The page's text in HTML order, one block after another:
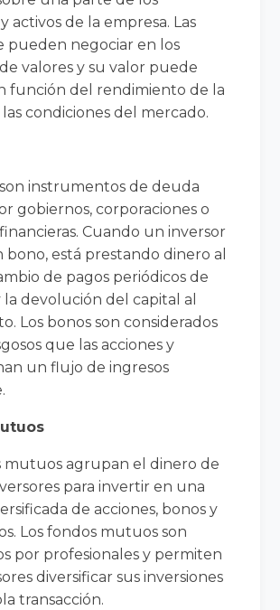
activos de la empresa. Las
pueden negociar en los
valores y su valor puede
función del rendimiento de la
condiciones del mercado.
instrumentos de deuda
gobiernos, corporaciones o
Cuando un inversor
bono, está prestando dinero al
de pagos periódicos de
la devolución del capital al
Los bonos son considerados
que las acciones y
un flujo de ingresos
mutuos agrupan el dinero de
para invertir en una
de acciones, bonos y
Los fondos mutuos son
por profesionales y permiten
diversificar sus inversiones
transacción.